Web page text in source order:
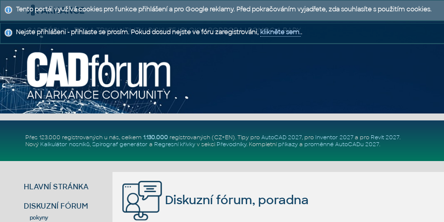
CAD FÓRUM - TIPY A TRIKY | UTILITY | DISKUZE | BLOKY | PODPORA | POMOC A RADY
Přes 123.000 registrovaných u nás, celkem 1.130.000registrovaných (CZ+EN). Tipy pro AutoCAD 2027, pro Inventor 2027a pro Revit 2027.
Nový Kalkulátor nosníků, Spirograf generátor a Regresní křivkyv sekci Převodníky. Kompletní příkazya proměnné AutoCADu 2027.
HLAVNÍ STRÁNKA
DISKUZNÍ FÓRUM
pokyny
Diskuzní fórum, poradna
Tento portál využívá cookies pro funkce přihlášení a pro Google reklamy. Před pokračováním vyjadřete, zda souhlasíte s použitím cookies.
Nejste přihlášeni - přihlaste se prosím. Pokud dosud nejste ve fóru zaregistrováni,klikněte sem..